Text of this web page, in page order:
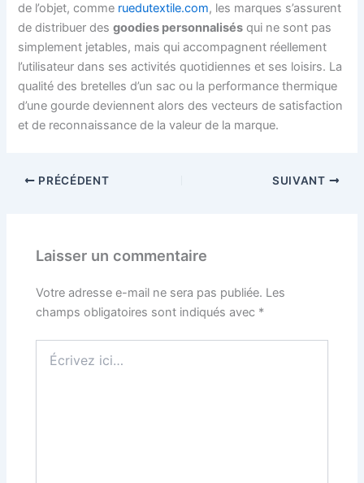
de l’objet, comme ruedutextile.com, les marques s’assurent
de distribuer desgoodies personnalisés qui ne sont pas
simplement jetables, mais qui accompagnent réellement
l’utilisateur dans ses activités quotidiennes et ses loisirs. La
qualité des bretelles d’un sac ou la performance thermique
d’une gourde deviennent alors des vecteurs de satisfaction
et de reconnaissance de la valeur de la marque.
PRÉCÉDENT SUIVANT
Laisser un commentaire
Votre adresse e-mail ne sera pas publiée. Les
champs obligatoires sont indiqués avec *
ici…